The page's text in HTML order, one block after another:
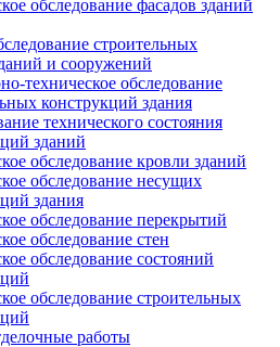
обследование фасадов зданий
строительных
и сооружений
техническое обследование
конструкций здания
технического состояния
зданий
обследование кровли зданий
обследование несущих
здания
обследование перекрытий
обследование стен
обследование состояний
обследование строительных
работы